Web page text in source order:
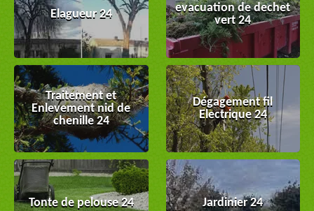
Elagueur 24
evacuation de dechet
vert 24
Traitement et
Enlevement nid de
chenille 24
Dégagement fil
Electrique 24
Tonte de pelouse 24 Jardinier 24